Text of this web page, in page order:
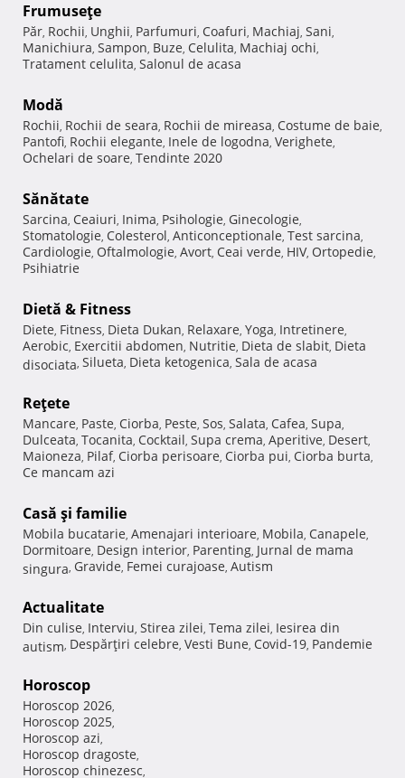
Frumuseţe
Păr, Rochii, Unghii, Parfumuri, Coafuri, Machiaj, Sani,
Manichiura, Sampon, Buze, Celulita, Machiaj ochi,
Tratament celulita, Salonul de acasa
Modă
Rochii, Rochii de seara, Rochii de mireasa, Costume de baie,
Pantofi, Rochii elegante, Inele de logodna, Verighete,
Ochelari de soare, Tendinte 2020
Sănătate
Sarcina, Ceaiuri, Inima, Psihologie, Ginecologie,
Stomatologie, Colesterol, Anticonceptionale, Test sarcina,
Cardiologie, Oftalmologie, Avort, Ceai verde, HIV, Ortopedie,
Psihiatrie
Dietă & Fitness
Diete, Fitness, Dieta Dukan, Relaxare, Yoga, Intretinere,
Aerobic, Exercitii abdomen, Nutritie, Dieta de slabit, Dieta
disociata, Silueta, Dieta ketogenica, Sala de acasa
Reţete
Mancare, Paste, Ciorba, Peste, Sos, Salata, Cafea, Supa,
Dulceata, Tocanita, Cocktail, Supa crema, Aperitive, Desert,
Maioneza, Pilaf, Ciorba perisoare, Ciorba pui, Ciorba burta,
Ce mancam azi
Casă şi familie
Mobila bucatarie, Amenajari interioare, Mobila, Canapele,
Dormitoare, Design interior, Parenting, Jurnal de mama
singura, Gravide, Femei curajoase, Autism
Actualitate
Din culise, Interviu, Stirea zilei, Tema zilei, Iesirea din
autism, Despărţiri celebre, Vesti Bune, Covid-19, Pandemie
Horoscop
Horoscop 2026,
Horoscop 2025,
Horoscop azi,
Horoscop dragoste,
Horoscop chinezesc,